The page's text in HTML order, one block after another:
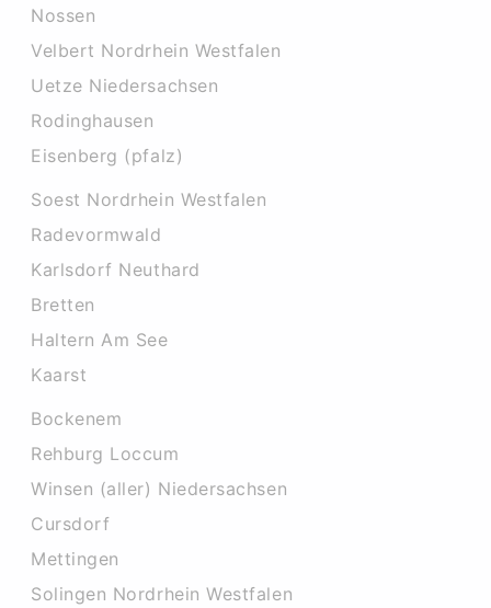
Nossen
Velbert Nordrhein Westfalen
Uetze Niedersachsen
Rodinghausen
Eisenberg (pfalz)
Soest Nordrhein Westfalen
Radevormwald
Karlsdorf Neuthard
Bretten
Haltern Am See
Kaarst
Bockenem
Rehburg Loccum
Winsen (aller) Niedersachsen
Cursdorf
Mettingen
Solingen Nordrhein Westfalen